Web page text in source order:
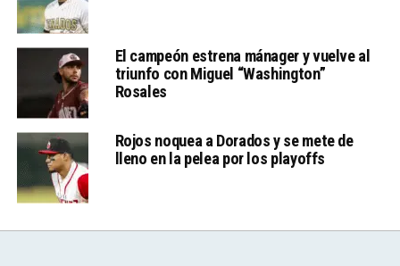
El campeón estrena mánager y vuelve al
triunfo con Miguel “Washington”
Rosales
Rojos noquea a Dorados y se mete de
lleno en la pelea por los playoffs